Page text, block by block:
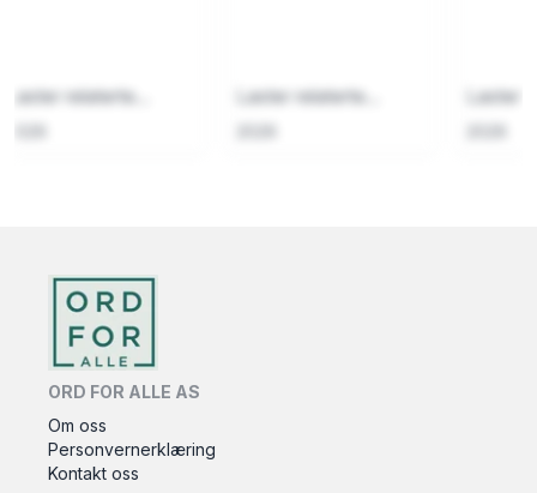
Laster relaterte... Laster relaterte... Laster
ORD FOR ALLE AS
Om oss
Personvernerklæring
Kontakt oss